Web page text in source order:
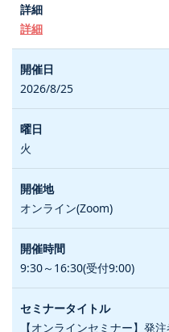
詳細
2026/8/25
火
オンライン(Zoom)
9:30～16:30(受付9:00)
【オンラインセミナー】発